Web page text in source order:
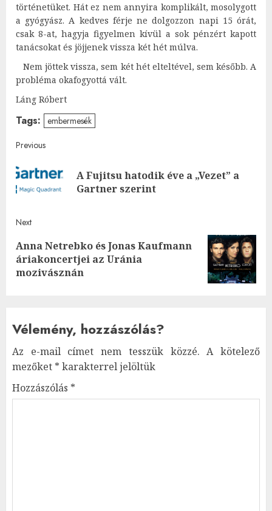
történetüket. Hát ez nem annyira komplikált, mosolygott
a gyógyász. A kedves férje ne dolgozzon napi 15 órát,
csak 8-at, hagyja figyelmen kívül a sok pénzért kapott
tanácsokat és jöjjenek vissza két hét múlva.
Nem jöttek vissza, sem két hét elteltével, sem később. A
probléma okafogyottá vált.
Láng Róbert
Tags: embermesék
Post
navigation
Previous
A Fujitsu hatodik éve a „Vezet” a
Gartner szerint
Next
Next
post:
Anna Netrebko és Jonas Kaufmann
áriakoncertjei az Uránia
mozivásznán
Vélemény, hozzászólás?
Az e-mail címet nem tesszük közzé. A kötelező
mezőket * karakterrel jelöltük
Hozzászólás *